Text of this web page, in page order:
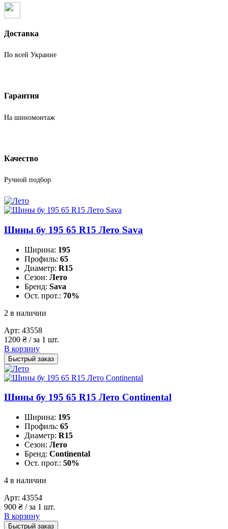
Доставка
По всей Украине
Гарантия
На шиномонтаж
Качество
Ручной подбор
Шины бу 195 65 R15 Лето Sava
Ширина: 195
Профиль: 65
Диаметр: R15
Сезон: Лето
Бренд: Sava
Ост. прот.: 70%
2 в наличии
Арт: 43558
1200 ₴ / за 1 шт.
В корзину
Быстрый заказ
Шины бу 195 65 R15 Лето Continental
Ширина: 195
Профиль: 65
Диаметр: R15
Сезон: Лето
Бренд: Continental
Ост. прот.: 50%
4 в наличии
Арт: 43554
900 ₴ / за 1 шт.
В корзину
Быстрый заказ